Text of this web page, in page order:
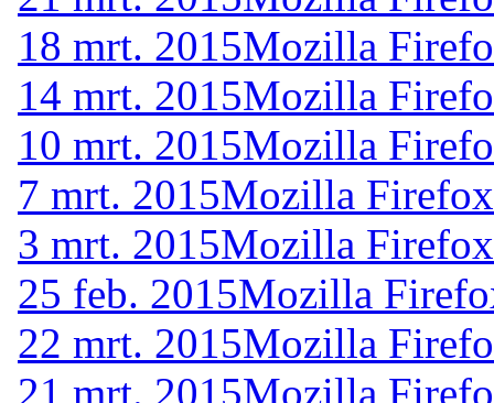
18 mrt. 2015Mozilla
14 mrt. 2015Mozilla
10 mrt. 2015Mozilla
7 mrt. 2015Mozilla
3 mrt. 2015Mozilla
25 feb. 2015Mozilla
22 mrt. 2015Mozilla
21 mrt. 2015Mozilla